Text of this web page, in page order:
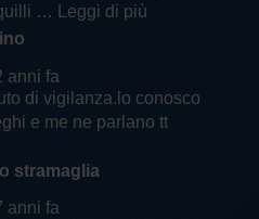
… Leggi di più
anni fa
di vigilanza.lo conosco
e me ne parlano tt
stramaglia
anni fa